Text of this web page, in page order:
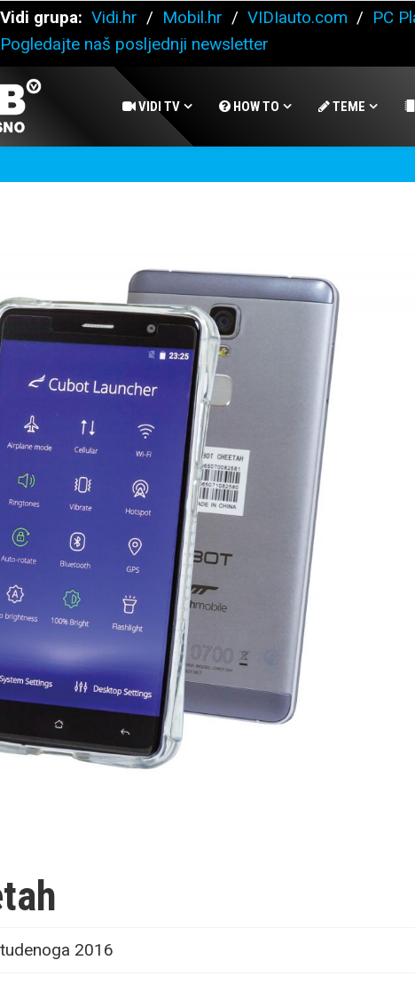
Vidi grupa: Vidi.hr / Mobil.hr / VIDIauto.com / PC
Pogledajte naš posljednji newsletter
VIDI TV HOW TO TEME
2016